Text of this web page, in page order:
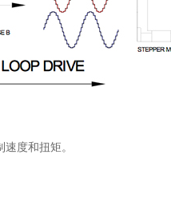
度和扭矩。